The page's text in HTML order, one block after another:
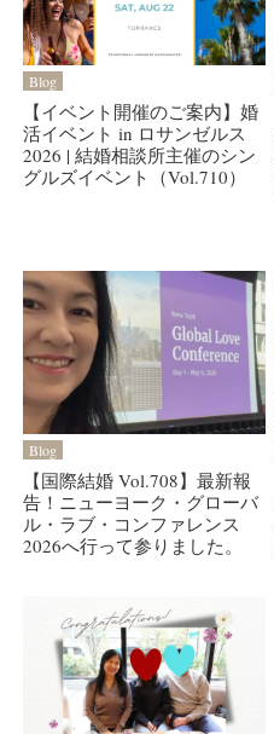
Blog
【イベント開催のご案内】婚
活イベント in ロサンゼルス
2026 | 結婚相談所主催のシン
グルズイベント（Vol.710）
Blog
【国際結婚 Vol.708】最新報
告！ニューヨーク・グローバ
ル・ラブ・コンファレンス
2026へ行って参りました。